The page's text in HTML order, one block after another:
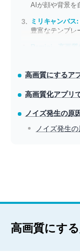
AIが顔や背景を
ミリキャンバス
Remini - 高画質
高画質にするア
高画質化アプリ
ノイズ発生の原
ノイズ発生
高画質にす